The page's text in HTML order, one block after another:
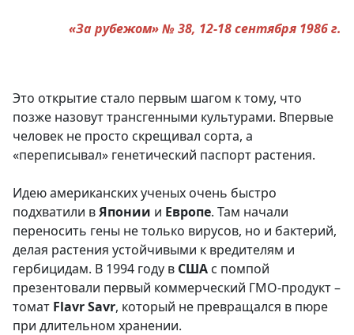
«За рубежом» № 38, 12-18 сентября 1986 г.
Это открытие стало первым шагом к тому, что
позже назовут трансгенными культурами. Впервые
человек не просто скрещивал сорта, а
«переписывал» генетический паспорт растения.
Идею американских ученых очень быстро
подхватили вЯпонии и Европе. Там начали
переносить гены не только вирусов, но и бактерий,
делая растения устойчивыми к вредителям и
гербицидам. В 1994 году в США с помпой
презентовали первый коммерческий ГМО-продукт –
томат Flavr Savr, который не превращался в пюре
при длительном хранении.